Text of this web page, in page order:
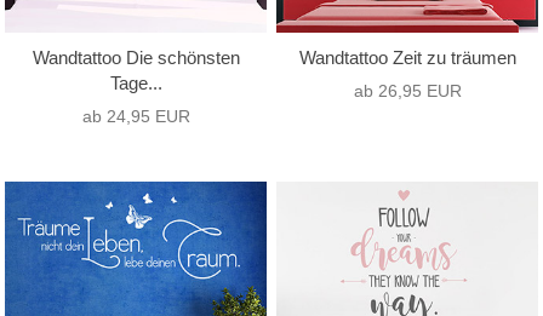
Wandtattoo Die schönsten
Tage...
ab 24,95 EUR
Wandtattoo Zeit zu träumen
ab 26,95 EUR